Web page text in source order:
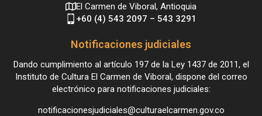
El Carmen de Viboral, Antioquia
+60 (4) 543 2097 – 543 3291
Notificaciones judiciales
Dando cumplimiento al artículo 197 de la Ley 1437 de 2011, el
Instituto de Cultura El Carmen de Viboral, dispone del correo
electrónico para notificaciones judiciales:
notificacionesjudiciales@culturaelcarmen.gov.co